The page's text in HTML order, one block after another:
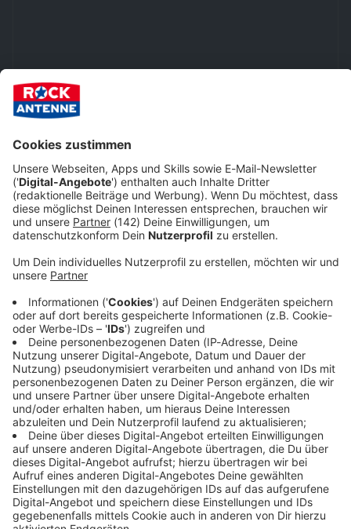
JETZT MITMACHEN UND DAS AKTUELLE ALBUM DER WOCHE
ABSTAUBEN!
Noch leichter mitmachen…
Registriere dich und hinterlege deine Daten in
deinem Konto, so kannst du noch viel einfacher
bei unseren Aktionen mitmachen!
zum Login / Registrierung
Warum brauchst du dieses Album?(optional)
Deine E-Mail-Adresse
Hier geht's nur mit
Login weiter!
Anmelden
Oderhierdein neues kostenfreies Konto erstellen